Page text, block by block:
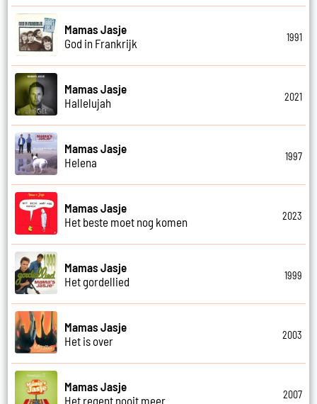
Mamas Jasje
God in Frankrijk
1991
Mamas Jasje
Hallelujah
2021
Mamas Jasje
Helena
1997
Mamas Jasje
Het beste moet nog komen
2023
Mamas Jasje
Het gordellied
1999
Mamas Jasje
Het is over
2003
Mamas Jasje
Het regent nooit meer
2007